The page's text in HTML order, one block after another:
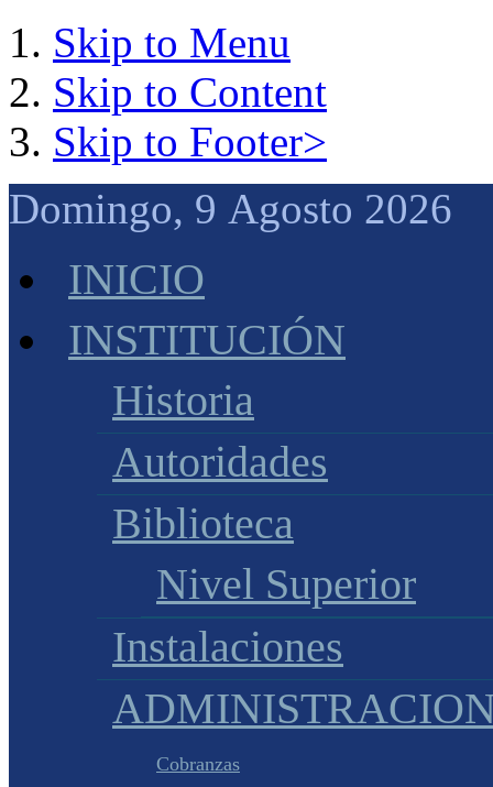
Skip to Menu
Skip to Content
Skip to Footer>
Domingo, 9 Agosto 2026
INICIO
INSTITUCIÓN
Historia
Autoridades
Biblioteca
Nivel Superior
Instalaciones
Cobranzas